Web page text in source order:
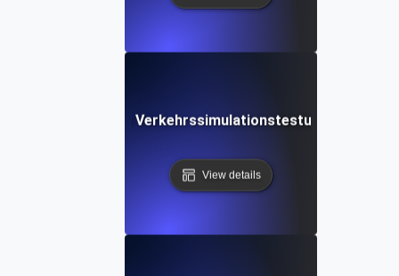
zur globalen Verkehrssimulationstestung mit
View details